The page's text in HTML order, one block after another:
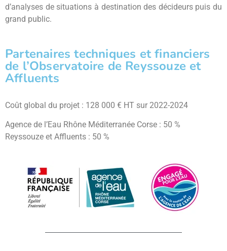
d’analyses de situations à destination des décideurs puis du
grand public.
Partenaires techniques et financiers
de l’Observatoire de Reyssouze et
Affluents
Coût global du projet : 128 000 € HT sur 2022-2024
Agence de l’Eau Rhône Méditerranée Corse : 50 %
Reyssouze et Affluents : 50 %